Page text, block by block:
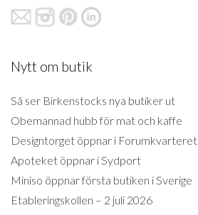
Nytt om butik
Så ser Birkenstocks nya butiker ut
Obemannad hubb för mat och kaffe
Designtorget öppnar i Forumkvarteret
Apoteket öppnar i Sydport
Miniso öppnar första butiken i Sverige
Etableringskollen – 2 juli 2026